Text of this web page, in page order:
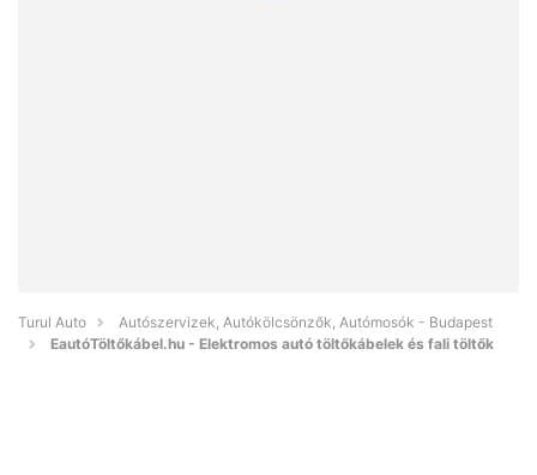
Turul Auto
Autószervizek, Autókölcsönzők, Autómosók - Budapest
EautóTöltőkábel.hu - Elektromos autó töltőkábelek és fali töltők